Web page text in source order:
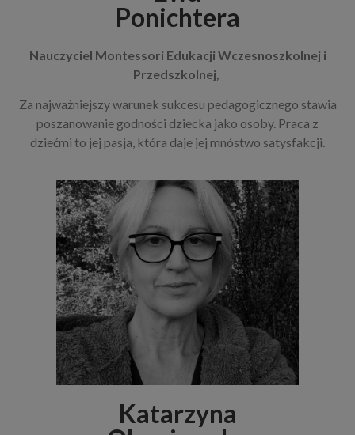
Ponichtera
Nauczyciel Montessori Edukacji Wczesnoszkolnej i
Przedszkolnej,
Za najważniejszy warunek sukcesu pedagogicznego stawia
poszanowanie godności dziecka jako osoby. Praca z
dziećmi to jej pasja, która daje jej mnóstwo satysfakcji.
Katarzyna